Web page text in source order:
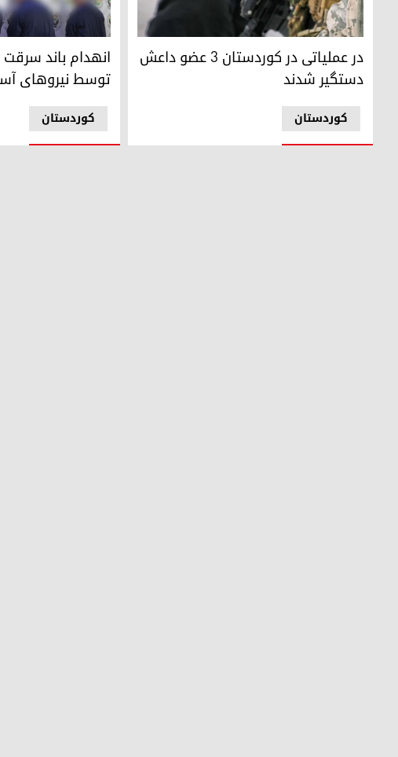
در عملیاتی در کوردستان ۳ عضو داعش دستگیر شدند
کوردستان
در عملیاتی در کوردستان ۳ عضو داعش
دستگیر شدند
انهدام باند سرقت
کوردستان
انهدام باند سرقت
توسط نیروهای